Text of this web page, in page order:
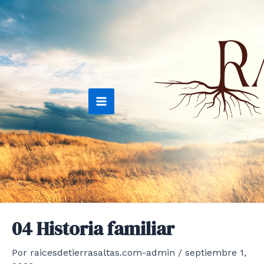
Ir
al
contenido
Main
Menu
04 Historia familiar
Por raicesdetierrasaltas.com-admin / septiembre 1,